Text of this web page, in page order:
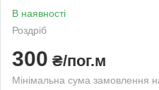
В наявності
Роздріб
300 ₴/пог.м
Мінімальна сума замовлення